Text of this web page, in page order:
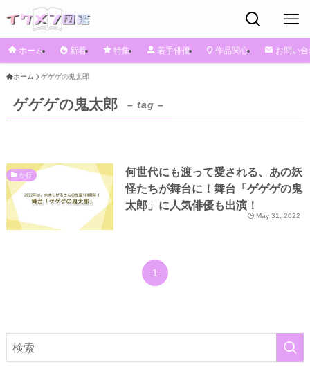
ホーム 新着 特集 若手俳優 作品関心 お問い
ホーム ゲゲゲの鬼太郎
ゲゲゲの鬼太郎 – tag –
か行
何世代にも渡って愛される、あの妖
怪たちが舞台に！舞台「ゲゲゲの鬼
太郎」に人気俳優も出演！
May 31, 2022
1